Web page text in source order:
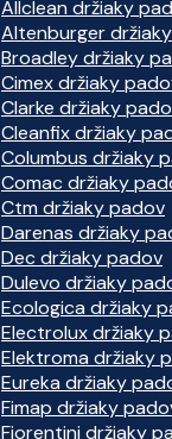
Allclean držiaky
Altenburger
Broadley držiaky
Cimex držiaky
Clarke držiaky
Cleanfix držiaky
Columbus držiaky
Comac držiaky
Ctm držiaky padov
Darenas držiaky
Dec držiaky padov
Dulevo držiaky
Ecologica držiaky
Electrolux držiaky
Elektroma držiaky
Eureka držiaky
Fimap držiaky
Fiorentini držiaky